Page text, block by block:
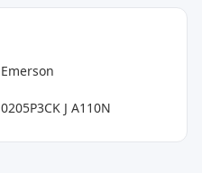
Emerson
0205P3CK J A110N